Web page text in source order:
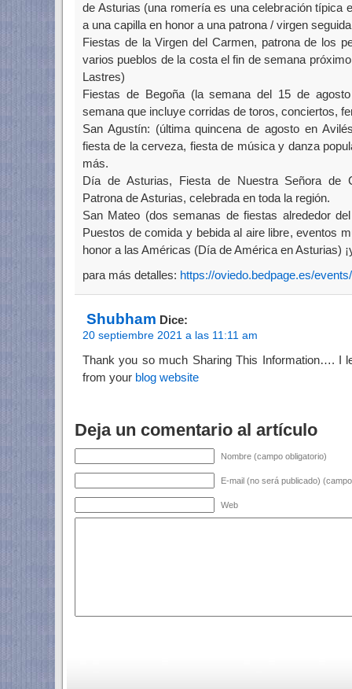
de Asturias (una romería es una celebración típica
a una capilla en honor a una patrona / virgen
Fiestas de la Virgen del Carmen, patrona de los
varios pueblos de la costa el fin de semana
Lastres)
Fiestas de Begoña (la semana del 15 de
semana que incluye corridas de toros, conciertos,
San Agustín: (última quincena de agosto en
fiesta de la cerveza, fiesta de música y danza
más.
Día de Asturias, Fiesta de Nuestra Señora de
Patrona de Asturias, celebrada en toda la región.
San Mateo (dos semanas de fiestas alrededor
Puestos de comida y bebida al aire libre, eventos
honor a las Américas (Día de América en Asturias)
para más detalles: https://oviedo.bedpage.es/events/
Shubham Dice:
20 septiembre 2021 a las 11:11 am
Thank you so much Sharing This Information…. I
from your blog website
Deja un comentario al artículo
Nombre (campo obligatorio)
E-mail (no será publicado)
Web